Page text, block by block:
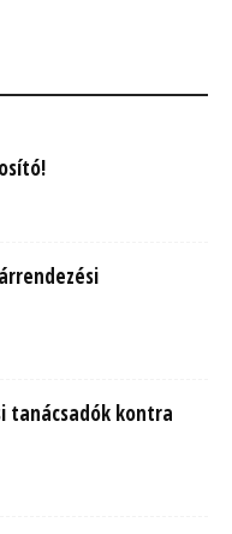
tanácsadók kontra